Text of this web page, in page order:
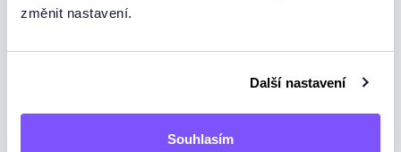
změnit nastavení.
Další nastavení
Souhlasím
N-Deklinationen
N-Deklinace - Test 3 Výjimky